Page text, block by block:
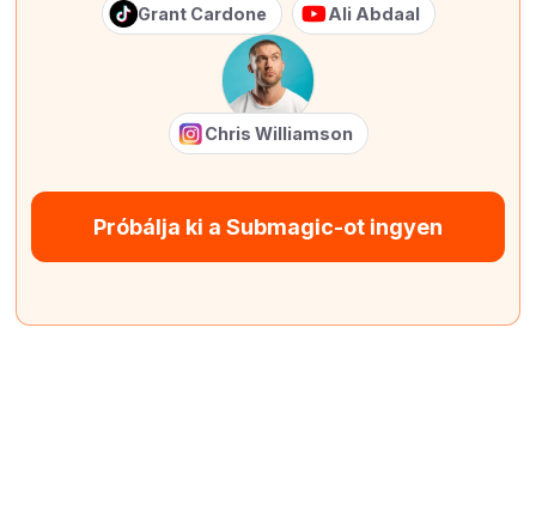
Grant Cardone Ali Abdaal
Chris Williamson
Próbálja ki a Submagic-ot ingyen